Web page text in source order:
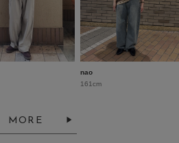
nao
161cm
MORE